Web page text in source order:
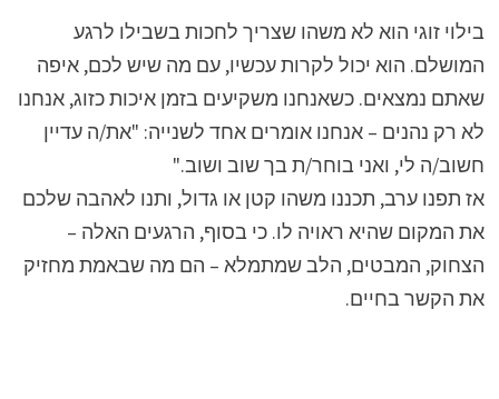
בילוי זוגי הוא לא משהו שצריך לחכות בשבילו לרגע
המושלם. הוא יכול לקרות עכשיו, עם מה שיש לכם, איפה
שאתם נמצאים. כשאנחנו משקיעים בזמן איכות כזוג, אנחנו
לא רק נהנים – אנחנו אומרים אחד לשנייה: "את/ה עדיין
חשוב/ה לי, ואני בוחר/ת בך שוב ושוב."
אז תפנו ערב, תכננו משהו קטן או גדול, ותנו לאהבה שלכם
את המקום שהיא ראויה לו. כי בסוף, הרגעים האלה –
הצחוק, המבטים, הלב שמתמלא – הם מה שבאמת מחזיק
את הקשר בחיים.